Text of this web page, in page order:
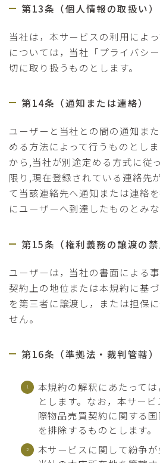
第13条（個人情報の取扱い）
当社は，本サービスの利用によ
については，当社「プライバシ
切に取り扱うものとします。
第14条（通知または連絡）
ユーザーと当社との間の通知ま
める方法によって行うものとし
から,当社が別途定める方式に従
限り,現在登録されている連絡先
て当該連絡先へ通知または連絡
にユーザーへ到達したものとみな
第15条（権利義務の譲渡の禁
ユーザーは，当社の書面による
契約上の地位または本規約に基
を第三者に譲渡し，または担保
せん。
第16条（準拠法・裁判管轄）
本規約の解釈にあたって
とします。なお，本サー
際物品売買契約に関する
を排除するものとします。
本サービスに関して紛争が